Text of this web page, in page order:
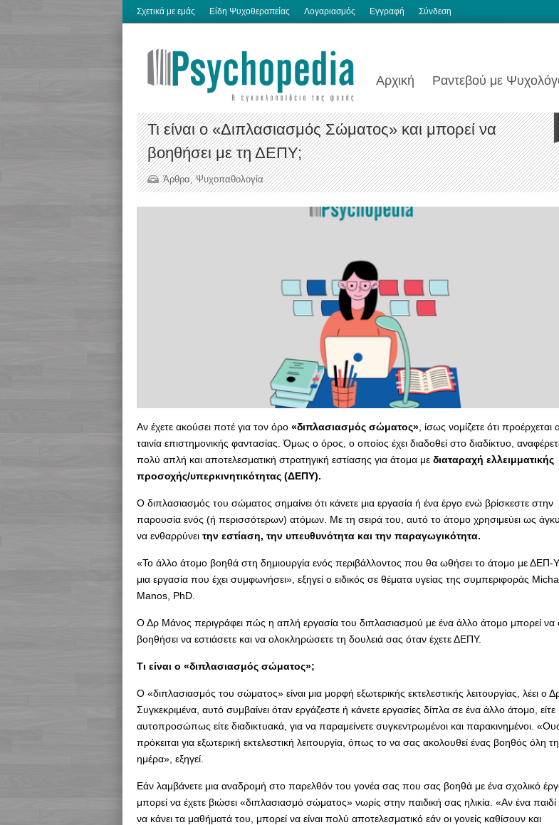
Σχετικά με εμάς Είδη Ψυχοθεραπείας Λογαριασμός Εγγραφή Σύνδεση
Αρχική Ραντεβού με
Τι είναι ο «Διπλασιασμός Σώματος» και μπορεί να
βοηθήσει με τη ΔΕΠΥ;
Άρθρα,Ψυχοπαθολογία
Αν έχετε ακούσει ποτέ για τον όρο «διπλασιασμός σώματος» , ίσως νομίζετε ότι προέρχεται
ταινία επιστημονικής φαντασίας. Όμως ο όρος, ο οποίος έχει διαδοθεί στο διαδίκτυο,
πολύ απλή και αποτελεσματική στρατηγική εστίασης για άτομα με διαταραχή ελλειμματικής
προσοχής/υπερκινητικότητας (ΔΕΠΥ).
Ο διπλασιασμός του σώματος σημαίνει ότι κάνετε μια εργασία ή ένα έργο ενώ βρίσκεστε στην
παρουσία ενός (ή περισσότερων) ατόμων. Με τη σειρά του, αυτό το άτομο χρησιμεύει ως
να ενθαρρύνει την εστίαση, την υπευθυνότητα και την παραγωγικότητα.
«Το άλλο άτομο βοηθά στη δημιουργία ενός περιβάλλοντος που θα ωθήσει το άτομο με ΔΕΠ-Υ
μια εργασία που έχει συμφωνήσει», εξηγεί ο ειδικός σε θέματα υγείας της συμπεριφοράς
Manos, PhD.
Ο Δρ Μάνος περιγράφει πώς η απλή εργασία του διπλασιασμού με ένα άλλο άτομο μπορεί να
βοηθήσει να εστιάσετε και να ολοκληρώσετε τη δουλειά σας όταν έχετε ΔΕΠΥ.
Τι είναι ο «διπλασιασμός σώματος»;
Ο «διπλασιασμός του σώματος» είναι μια μορφή εξωτερικής εκτελεστικής λειτουργίας, λέει ο
Συγκεκριμένα, αυτό συμβαίνει όταν εργάζεστε ή κάνετε εργασίες δίπλα σε ένα άλλο άτομο, είτε
αυτοπροσώπως είτε διαδικτυακά, για να παραμείνετε συγκεντρωμένοι και παρακινημένοι.
πρόκειται για εξωτερική εκτελεστική λειτουργία, όπως το να σας ακολουθεί ένας βοηθός όλη
ημέρα», εξηγεί.
Εάν λαμβάνετε μια αναδρομή στο παρελθόν του γονέα σας που σας βοηθά με ένα σχολικό
μπορεί να έχετε βιώσει «διπλασιασμό σώματος» νωρίς στην παιδική σας ηλικία. «Αν ένα παιδί
να κάνει τα μαθήματά του, μπορεί να είναι πολύ αποτελεσματικό εάν οι γονείς καθίσουν και